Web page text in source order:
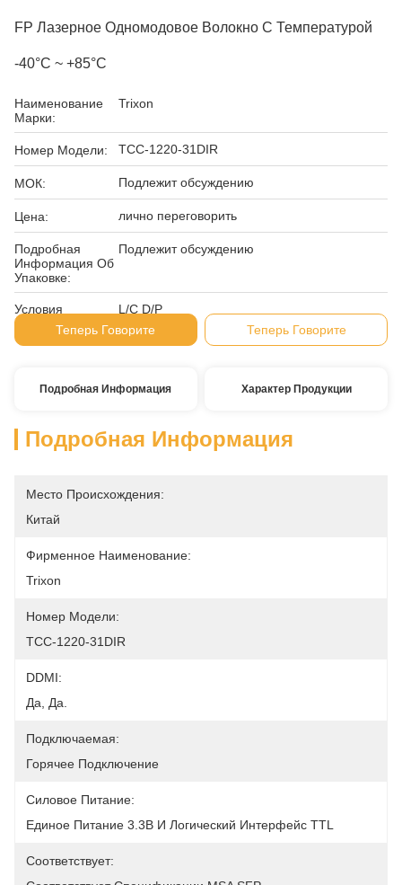
FP Лазерное Одномодовое Волокно С Температурой
-40°C ~ +85°C
Наименование
Марки:
Trixon
Номер Модели: ТСС-1220-31DIR
МОК: Подлежит обсуждению
Цена: лично переговорить
Подробная
Информация Об
Упаковке:
Подлежит обсуждению
Условия
Оплаты:
L/C D/P
Теперь Говорите
Теперь Говорите
Подробная Информация Характер Продукции
Подробная Информация
Место Происхождения:
Китай
Фирменное Наименование:
Trixon
Номер Модели:
ТСС-1220-31DIR
DDMI:
Да, Да.
Подключаемая:
Горячее Подключение
Силовое Питание:
Единое Питание 3.3В И Логический Интерфейс TTL
Соответствует: